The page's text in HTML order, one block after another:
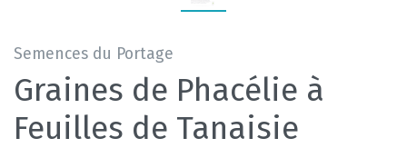
Semences du Portage
Graines de Phacélie à
Feuilles de Tanaisie